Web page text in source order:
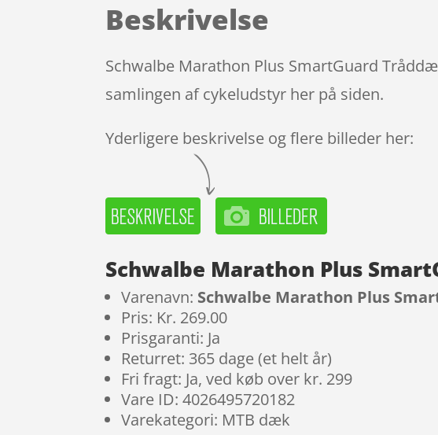
Beskrivelse
Schwalbe Marathon Plus SmartGuard
samlingen af cykeludstyr her på siden.
Yderligere beskrivelse og flere billeder her:
Schwalbe Marathon Plus
Varenavn: Schwalbe Marathon Plus
Pris: Kr. 269.00
Prisgaranti: Ja
Returret: 365 dage (et helt år)
Fri fragt: Ja, ved køb over kr. 299
Vare ID: 4026495720182
Varekategori: MTB dæk